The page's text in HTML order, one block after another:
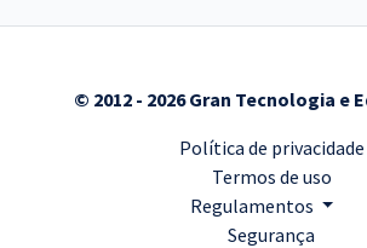
© 2012 - 2026 Gran Tecnologia e
Política de privacidade
Termos de uso
Regulamentos
Segurança